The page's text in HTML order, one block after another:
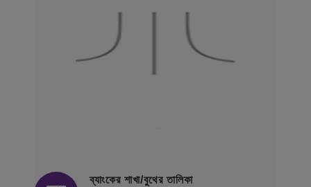
ব্যাংকের শাখা/বুথের তালিকা